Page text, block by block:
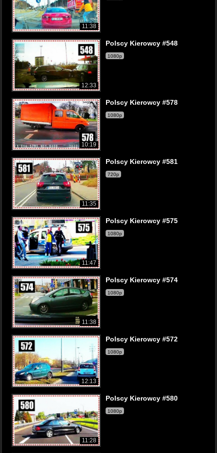
11:38
12:33
Polscy Kierowcy #548
1080p
10:19
Polscy Kierowcy #578
1080p
11:35
Polscy Kierowcy #581
720p
11:47
Polscy Kierowcy #575
1080p
11:38
Polscy Kierowcy #574
1080p
12:13
Polscy Kierowcy #572
1080p
11:28
Polscy Kierowcy #580
1080p